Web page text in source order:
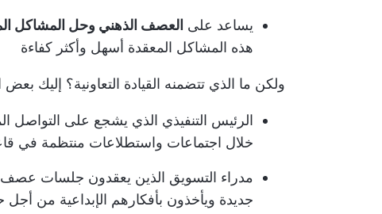
يساعد على العصف الذهني وحل المشاكل
هذه المشاكل المعقدة أسهل وأكثر كفاءة
ولكن ما الذي تتضمنه القيادة التعاونية؟ إليك بعض
الرئيس التنفيذي الذي يشجع على التواصل
خلال اجتماعات واستطلاعات منتظمة في
مدراء التسويق الذين يعقدون جلسات عصف
جديدة ويأخذون بأفكارهم الإبداعية من